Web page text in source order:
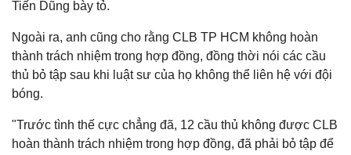
Tiến Dũng bày tỏ.
Ngoài ra, anh cũng cho rằng CLB TP HCM không hoàn
thành trách nhiệm trong hợp đồng, đồng thời nói các cầu
thủ bỏ tập sau khi luật sư của họ không thể liên hệ với đội
bóng.
"Trước tình thế cực chẳng đã, 12 cầu thủ không được CLB
hoàn thành trách nhiệm trong hợp đồng, đã phải bỏ tập để